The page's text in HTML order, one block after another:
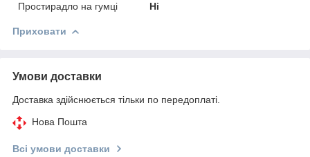
Простирадло на гумці
Ні
Приховати
Умови доставки
Доставка здійснюється тільки по передоплаті.
Нова Пошта
Всі умови доставки